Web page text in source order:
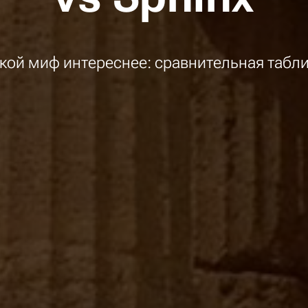
миф интереснее: сравнительная